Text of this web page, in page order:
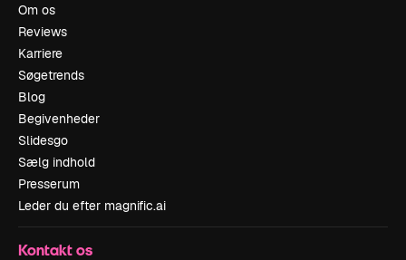
Om os
Reviews
Karriere
Søgetrends
Blog
Begivenheder
Slidesgo
Sælg indhold
Presserum
Leder du efter magnific.ai
Kontakt os